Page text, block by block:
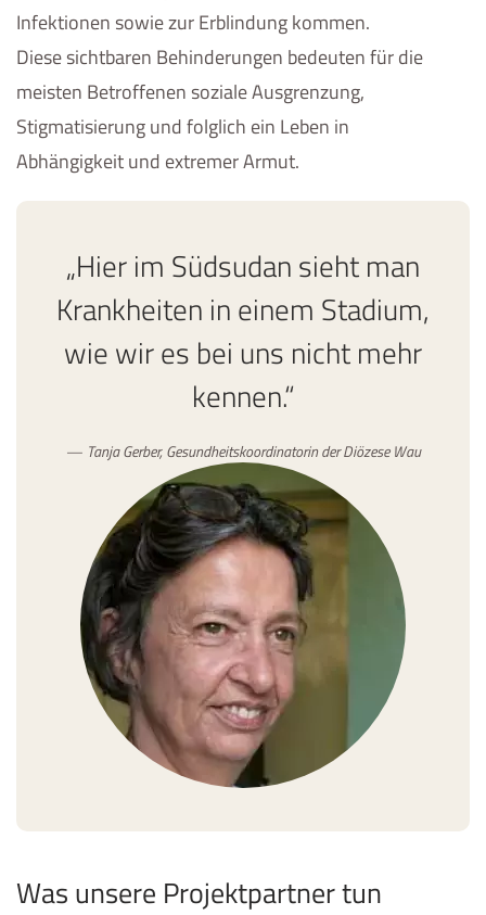
Infektionen sowie zur Erblindung kommen.
Diese sichtbaren Behinderungen bedeuten für die
meisten Betroffenen soziale Ausgrenzung,
Stigmatisierung und folglich ein Leben in
Abhängigkeit und extremer Armut.
„Hier im Südsudan sieht man
Krankheiten in einem Stadium,
wie wir es bei uns nicht mehr
kennen.“
Tanja Gerber, Gesundheitskoordinatorin der Diözese Wau
Was unsere Projektpartner tun